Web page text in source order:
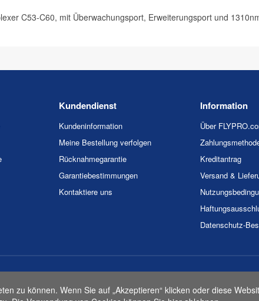
C53-C60, mit Überwachungsport, Erweiterungsport und
Kundendienst
Kundeninformation
Meine Bestellung verfolgen
Rücknahmegarantie
Garantiebestimmungen
Kontaktiere uns
Information
Über
Kreditantrag
Versand &
Datenschutz-
zu können. Wenn Sie auf „Akzeptieren“ klicken oder diese